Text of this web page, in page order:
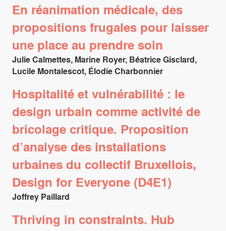
En réanimation médicale, des
propositions frugales pour laisser
une place au prendre soin
Julie Calmettes, Marine Royer, Béatrice Gisclard,
Lucile Montalescot, Élodie Charbonnier
Hospitalité et vulnérabilité : le
design urbain comme activité de
bricolage critique. Proposition
d’analyse des installations
urbaines du collectif Bruxellois,
Design for Everyone (D4E1)
Joffrey Paillard
Thriving in constraints. Hub